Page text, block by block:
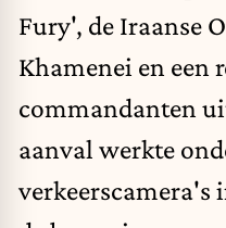
Fury', de Iraanse
Khamenei en een
commandanten
aanval werkte
verkeerscamera's